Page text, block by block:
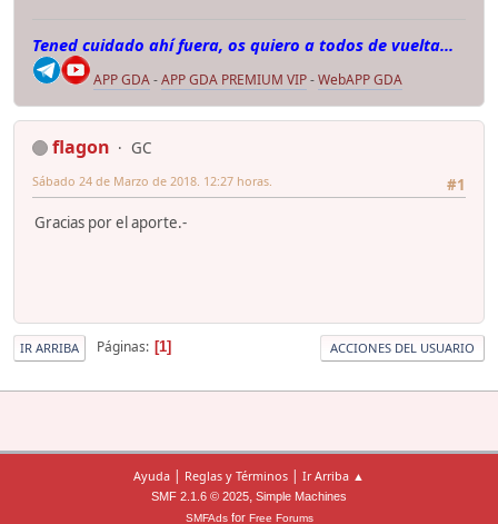
Tened cuidado ahí fuera, os quiero a todos de vuelta...
APP GDA-APP GDA PREMIUM VIP-WebAPP GDA
flagon
GC
#1
Sábado 24 de Marzo de 2018. 12:27 horas.
Gracias por el aporte.-
IR ARRIBA Páginas 1 ACCIONES DEL USUARIO
Ayuda | Reglas y Términos | Ir Arriba ▲
SMF 2.1.6 © 2025, Simple Machines
SMFAdsfor Free Forums